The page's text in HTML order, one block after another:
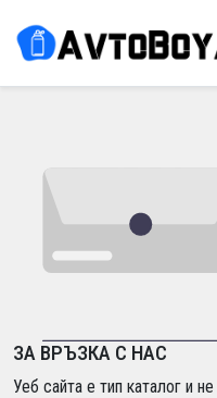
ЗА ВРЪЗКА С НАС
Уеб сайта е тип каталог и